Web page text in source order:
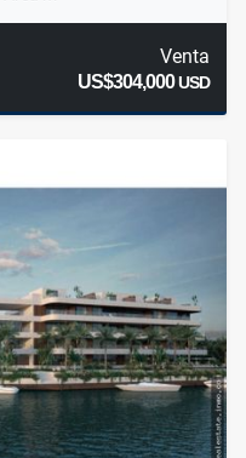
Venta
US$304,000USD